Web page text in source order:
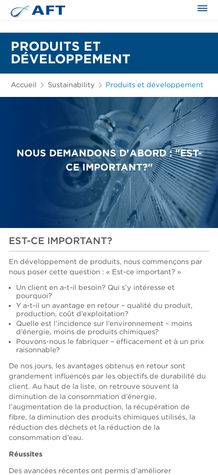
PRODUITS ET
DÉVELOPPEMENT
Accueil Sustainability Produits et développement
NOUS DEMANDONS D'ABORD : "EST-
CE IMPORTANT?"
EST-CE IMPORTANT?
En développement de produits, nous commençons par
nous poser cette question : « Est-ce important? »
Un client en a-t-il besoin? Qui s’y intéresse et
pourquoi?
Y a-t-il un avantage en retour – qualité du produit,
production, coût d’exploitation?
Quelle est l’incidence sur l’environnement – moins
d’énergie, moins de produits chimiques?
Pouvons-nous le fabriquer – efficacement et à un prix
raisonnable?
De nos jours, les avantages obtenus en retour sont
grandement influencés par les objectifs de durabilité du
client. Au haut de la liste, on retrouve souvent la
diminution de la consommation d’énergie,
l’augmentation de la production, la récupération de
fibre, la diminution des produits chimiques utilisés, la
réduction des déchets et la réduction de la
consommation d’eau.
Réussites
Des avancées récentes ont permis d’améliorer